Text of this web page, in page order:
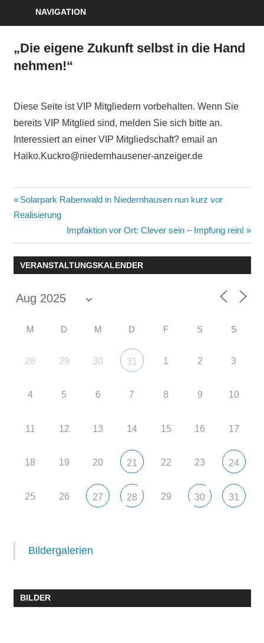
NAVIGATION
„Die eigene Zukunft selbst in die Hand
nehmen!“
Diese Seite ist VIP Mitgliedern vorbehalten. Wenn Sie
bereits VIP Mitglied sind, melden Sie sich bitte an.
Interessiert an einer VIP Mitgliedschaft? email an
Haiko.Kuckro@niedernhausener-anzeiger.de
Beitragsnavigation
Vorheriger
Beitrag:
Solarpark Rabenwald in Niedernhausen nun kurz vor
Realisierung
Nächster
Beitrag:
Impfaktion vor Ort: Clever sein – Impfung rein!
VERANSTALTUNGSKALENDER
M D M D F S S
28 29 30 31 1 2 3
4 5 6 7 8 9 10
11 12 13 14 15 16 17
18 19 20 21 22 23 24
25 26 27 28 29 30 31
Bildergalerien
BILDER